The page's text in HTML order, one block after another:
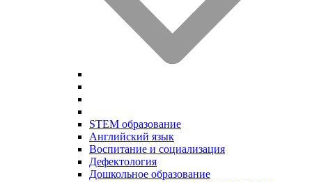
STEM образование
Английский язык
Воспитание и социализация
Дефектология
Дошкольное образование